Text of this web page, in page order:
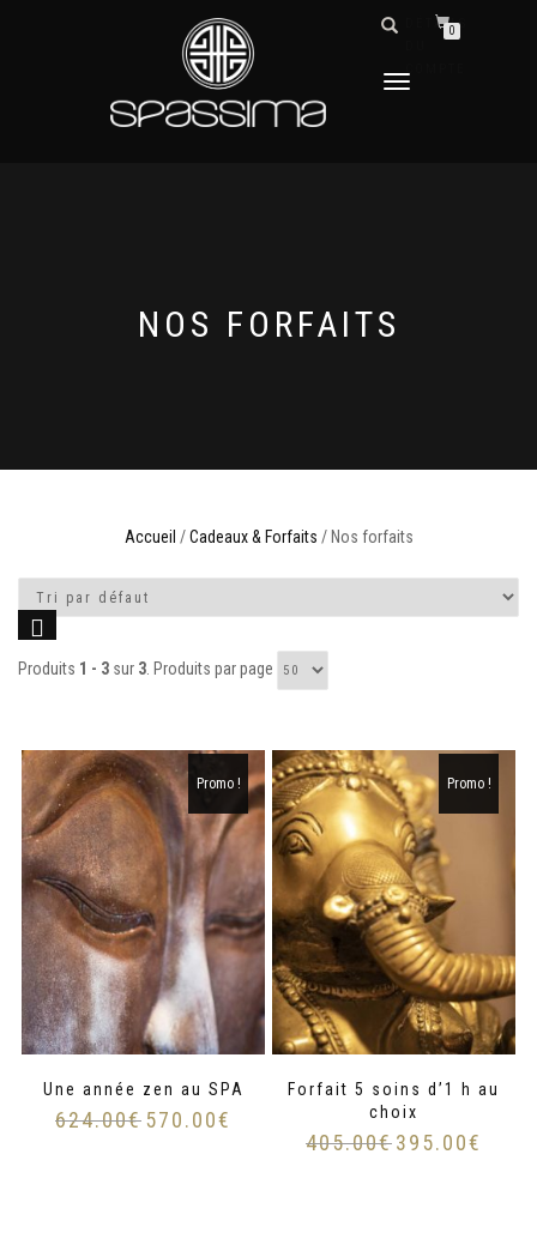
DÉPLIER
DÉTAILS
0
NOS FORFAITS
Accueil /Cadeaux & Forfaits / Nos forfaits
Produits 1 - 3 sur 3. Produits par page
Une année zen au SPA
Promo !
624.00€570.00€
Forfait 5 soins d’1 h au
choix
Promo !
405.00€395.00€